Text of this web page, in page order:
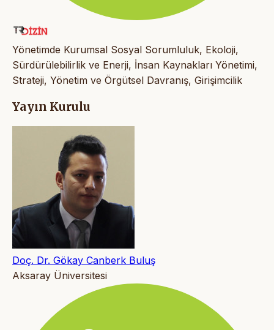
Yönetimde Kurumsal Sosyal Sorumluluk, Ekoloji,
Sürdürülebilirlik ve Enerji, İnsan Kaynakları Yönetimi,
Strateji, Yönetim ve Örgütsel Davranış, Girişimcilik
Yayın Kurulu
Doç. Dr. Gökay Canberk Buluş
Aksaray Üniversitesi